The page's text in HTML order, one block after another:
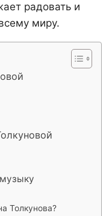
радовать и
миру.
Толкунова?